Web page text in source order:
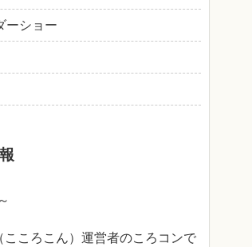
ーショー
こころこん）運営者のころコンで